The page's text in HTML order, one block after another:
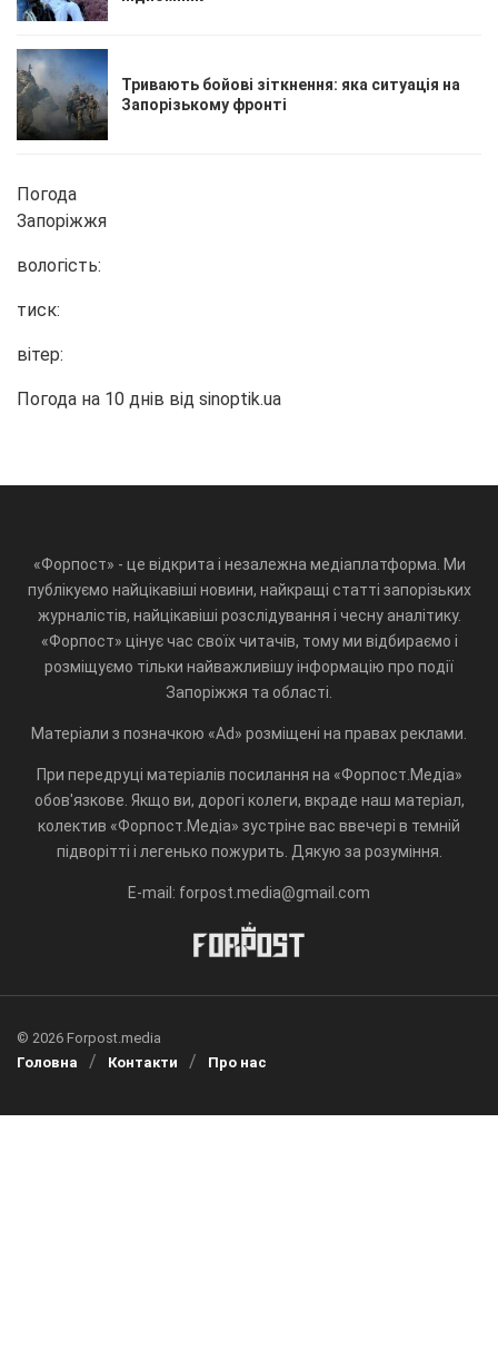
Тривають бойові зіткнення: яка ситуація на
Запорізькому фронті
Погода
Запоріжжя
вологість:
тиск:
вітер:
Погода на 10 днів від sinoptik.ua
«Форпост» - це відкрита і незалежна медіаплатформа. Ми
публікуємо найцікавіші новини, найкращі статті запорізьких
журналістів, найцікавіші розслідування і чесну аналітику.
«Форпост» цінує час своїх читачів, тому ми відбираємо і
розміщуємо тільки найважливішу інформацію про події
Запоріжжя та області.
Матеріали з позначкою «Ad» розміщені на правах реклами.
При передруці матеріалів посилання на «Форпост.Медіа»
обов'язкове. Якщо ви, дорогі колеги, вкраде наш матеріал,
колектив «Форпост.Медіа» зустріне вас ввечері в темній
підворітті і легенько пожурить. Дякую за розуміння.
E-mail: forpost.media@gmail.com
© 2026 Forpost.media
Головна
Контакти Про нас